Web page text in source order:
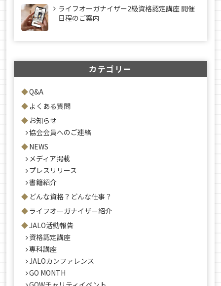
ライフオーガナイザー2級資格認定講座 開催
日程のご案内
カテゴリー
Q&A
よくある質問
お知らせ
協会会員へのご連絡
NEWS
メディア掲載
プレスリリース
書籍紹介
どんな資格？どんな仕事？
ライフオーガナイザー紹介
JALO活動報告
資格認定講座
専科講座
JALOカンファレンス
GO MONTH